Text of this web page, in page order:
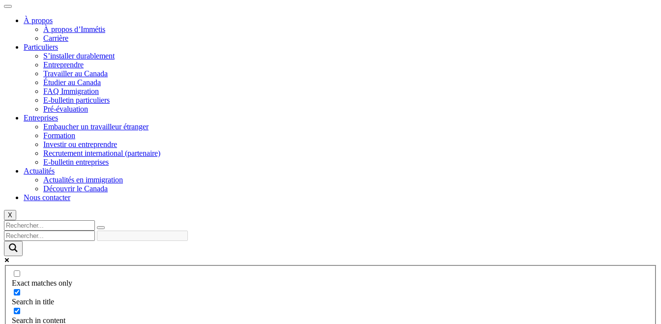
À propos
À propos d’Immétis
Carrière
Particuliers
S’installer durablement
Entreprendre
Travailler au Canada
Étudier au Canada
FAQ Immigration
E-bulletin particuliers
Pré-évaluation
Entreprises
Embaucher un travailleur étranger
Formation
Investir ou entreprendre
Recrutement international (partenaire)
E-bulletin entreprises
Actualités
Actualités en immigration
Découvrir le Canada
Nous contacter
X
Exact matches only
Search in title
Search in content